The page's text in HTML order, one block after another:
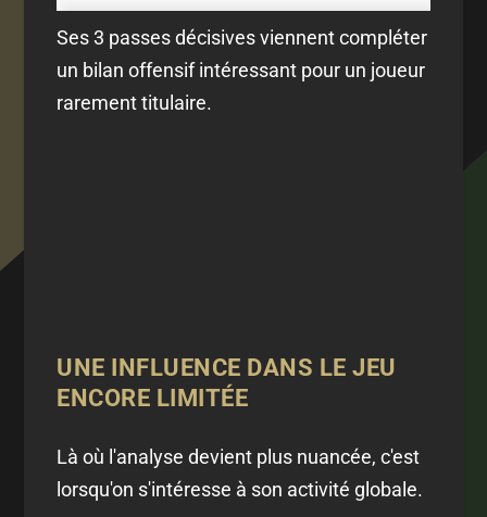
Ses 3 passes décisives viennent compléter
un bilan offensif intéressant pour un joueur
rarement titulaire.
UNE INFLUENCE DANS LE JEU
ENCORE LIMITÉE
Là où l'analyse devient plus nuancée, c'est
lorsqu'on s'intéresse à son activité globale.